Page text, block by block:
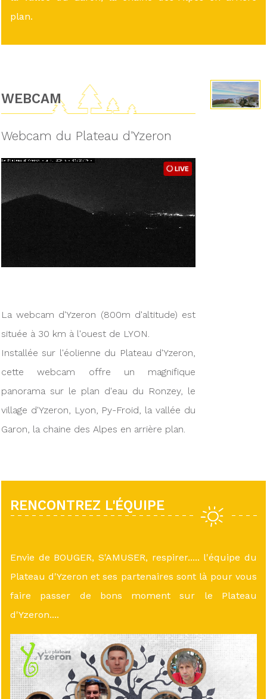
plan.
WEBCAM
Webcam du Plateau d'Yzeron
La webcam d'Yzeron (800m d'altitude) est
située à 30 km à l'ouest de LYON.
Installée sur l'éolienne du Plateau d'Yzeron,
cette webcam offre un magnifique
panorama sur le plan d'eau du Ronzey, le
village d'Yzeron, Lyon, Py-Froid, la vallée du
Garon, la chaine des Alpes en arrière plan.
RENCONTREZ L'ÉQUIPE
Envie de BOUGER, S'AMUSER, respirer..... l'équipe du
Plateau d'Yzeron et ses partenaires sont là pour vous
faire passer de bons moment sur le Plateau
d'Yzeron....